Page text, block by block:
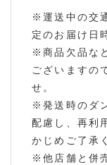
※運送中の交
定のお届け日
※商品欠品な
ございますの
せ。
※発送時のダ
配慮し、再利
かじめご了承
※他店舗と併